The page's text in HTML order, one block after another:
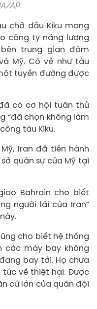
AP.
chở dầu Kiku mang
công ty năng lượng
trung gian đàm
Mỹ. Có vẻ như tàu
tuyến đường được
có cơ hội tuân thủ
“đã chọn không làm
tàu Kiku.
Iran đã tiến hành
quân sự của Mỹ tại
Bahrain cho biết
người lái của Iran”
cho biết hệ thống
các máy bay không
bay tới. Họ chưa
về thiệt hại. Được
cứ lớn của quân đội